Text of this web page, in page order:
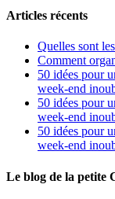
Articles récents
Quelles sont
Comment
50 idées pour
week-end
50 idées pour
week-end
50 idées pour
week-end
Le blog de la petite